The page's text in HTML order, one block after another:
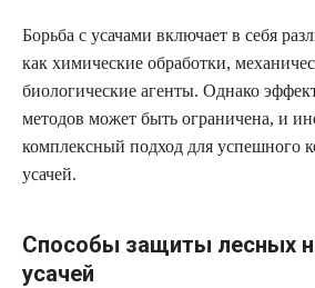
Борьба с усачами включает в себя
как химические обработки,
биологические агенты. Однако
методов может быть ограничена, и
комплексный подход для успешного
усачей.
Способы защиты лесных
усачей